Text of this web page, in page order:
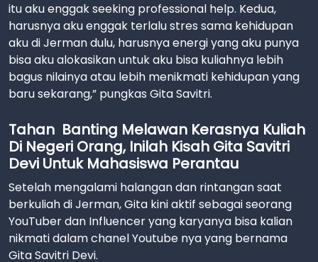
itu aku enggak seeking professional help. Kedua,
harusnya aku enggak terlalu stres sama kehidupan
aku di Jerman dulu, harusnya energi yang aku punya
bisa aku alokasikan untuk aku bisa kuliahnya lebih
bagus nilainya atau lebih menikmati kehidupan yang
baru sekarang,” pungkas Gita Savitri.
Tahan Banting Melawan Kerasnya Kuliah
Di Negeri Orang, Inilah Kisah Gita Savitri
Devi Untuk Mahasiswa Perantau
Setelah mengalami halangan dan rintangan saat
berkuliah di Jerman, Gita kini aktif sebagai seorang
YouTuber dan Influencer yang karyanya bisa kalian
nikmati dalam chanel Youtube nya yang bernama
Gita Savitri Devi.